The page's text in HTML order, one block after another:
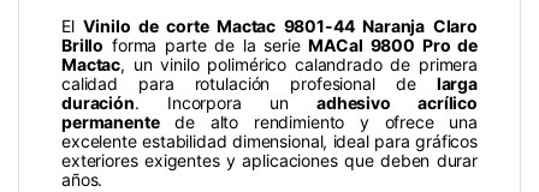
ElVinilo de corte Mactac 9801-44 Naranja Claro
Brillo forma parte de la serieMACal 9800 Pro de
Mactac, un vinilo polimérico calandrado de primera
calidad para rotulación profesional de larga
duración. Incorpora un adhesivo acrílico
permanentede alto rendimiento y ofrece una
excelente estabilidad dimensional, ideal para gráficos
exteriores exigentes y aplicaciones que deben durar
años.